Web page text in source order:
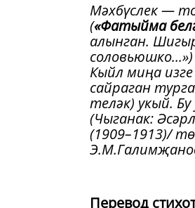
Мәхбүслек —
(«Фатыйма
алынган.
Кыйл миңа
сайраган
теләк) укый.
(Чыганак:
(1909–1913)/
Перевод